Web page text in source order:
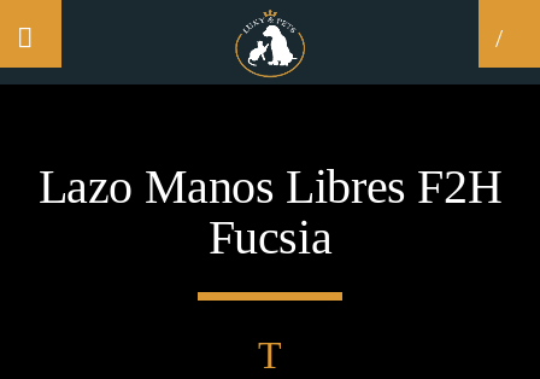
NO PRODUCTS IN THE CART.
CLOSE
Lazo Manos Libres F2H
Fucsia